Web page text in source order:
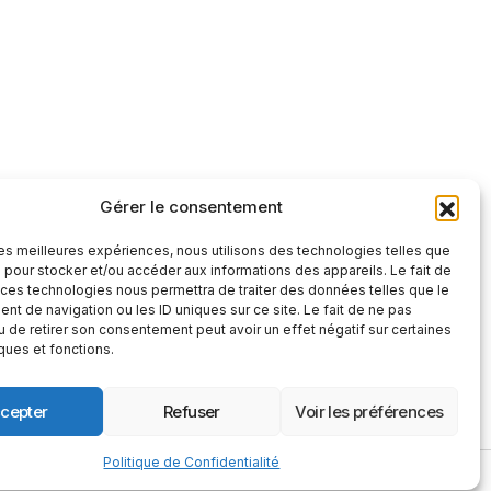
Gérer le consentement
meilleures expériences, nous utilisons des technologies telles que
stocker et/ou accéder aux informations des appareils. Le fait de
technologies nous permettra de traiter des données telles que le
de navigation ou les ID uniques sur ce site. Le fait de ne pas
de retirer son consentement peut avoir un effet négatif sur certaines
et fonctions.
Refuser Voir les préférences
Politique de Confidentialité
S'abonner
S'abonner
vous confirmez que vous avez lu et
confidentialité et nosconditions
© 2025 Le Monde Vu D'ailleurs. Tous Droits Réservés.